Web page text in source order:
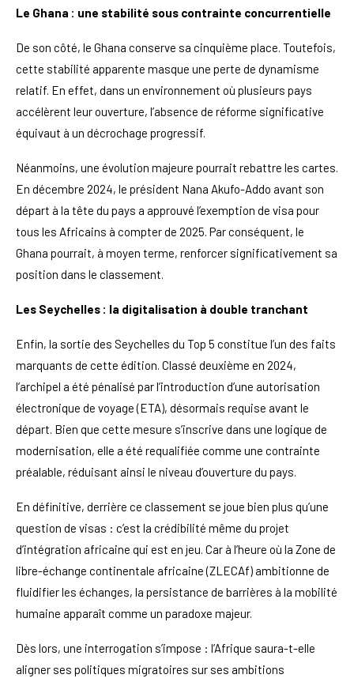
Le Ghana : une stabilité sous contrainte concurrentielle
De son côté, le Ghana conserve sa cinquième place. Toutefois,
cette stabilité apparente masque une perte de dynamisme
relatif. En effet, dans un environnement où plusieurs pays
accélèrent leur ouverture, l’absence de réforme significative
équivaut à un décrochage progressif.
Néanmoins, une évolution majeure pourrait rebattre les cartes.
En décembre 2024, le président Nana Akufo-Addo avant son
départ à la tête du pays a approuvé l’exemption de visa pour
tous les Africains à compter de 2025. Par conséquent, le
Ghana pourrait, à moyen terme, renforcer significativement sa
position dans le classement.
Les Seychelles : la digitalisation à double tranchant
Enfin, la sortie des Seychelles du Top 5 constitue l’un des faits
marquants de cette édition. Classé deuxième en 2024,
l’archipel a été pénalisé par l’introduction d’une autorisation
électronique de voyage (ETA), désormais requise avant le
départ. Bien que cette mesure s’inscrive dans une logique de
modernisation, elle a été requalifiée comme une contrainte
préalable, réduisant ainsi le niveau d’ouverture du pays.
En définitive, derrière ce classement se joue bien plus qu’une
question de visas : c’est la crédibilité même du projet
d’intégration africaine qui est en jeu. Car à l’heure où la Zone de
libre-échange continentale africaine (ZLECAf) ambitionne de
fluidifier les échanges, la persistance de barrières à la mobilité
humaine apparaît comme un paradoxe majeur.
Dès lors, une interrogation s’impose : l’Afrique saura-t-elle
aligner ses politiques migratoires sur ses ambitions